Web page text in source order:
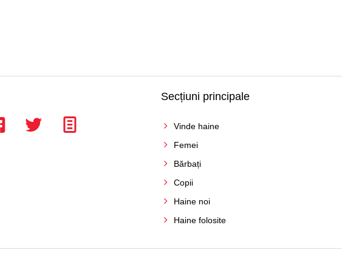
Secțiuni principale
Vinde haine
Femei
Bărbați
Copii
Haine noi
Haine folosite